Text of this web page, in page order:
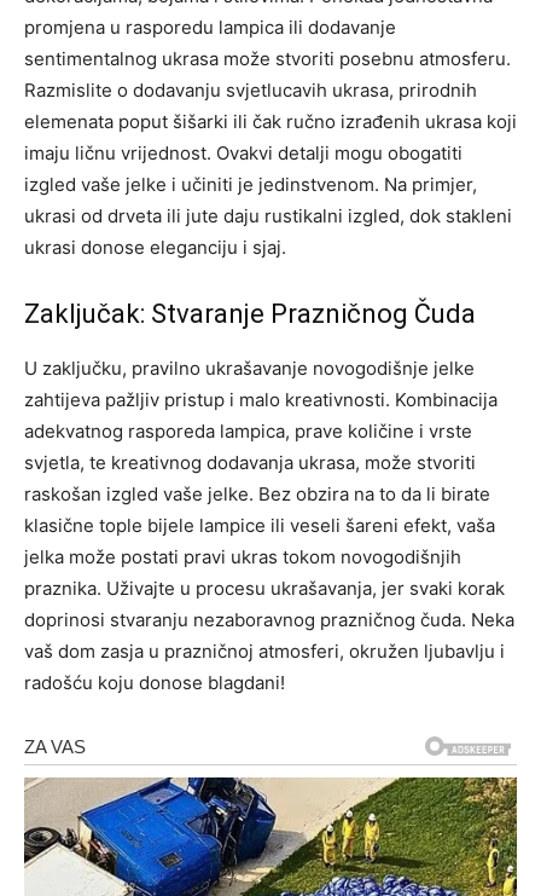
promjena u rasporedu lampica ili dodavanje
sentimentalnog ukrasa može stvoriti posebnu atmosferu.
Razmislite o dodavanju svjetlucavih ukrasa, prirodnih
elemenata poput šišarki ili čak ručno izrađenih ukrasa koji
imaju ličnu vrijednost. Ovakvi detalji mogu obogatiti
izgled vaše jelke i učiniti je jedinstvenom. Na primjer,
ukrasi od drveta ili jute daju rustikalni izgled, dok stakleni
ukrasi donose eleganciju i sjaj.
Zaključak: Stvaranje Prazničnog Čuda
U zaključku, pravilno ukrašavanje novogodišnje jelke
zahtijeva pažljiv pristup i malo kreativnosti. Kombinacija
adekvatnog rasporeda lampica, prave količine i vrste
svjetla, te kreativnog dodavanja ukrasa, može stvoriti
raskošan izgled vaše jelke. Bez obzira na to da li birate
klasične tople bijele lampice ili veseli šareni efekt, vaša
jelka može postati pravi ukras tokom novogodišnjih
praznika. Uživajte u procesu ukrašavanja, jer svaki korak
doprinosi stvaranju nezaboravnog prazničnog čuda. Neka
vaš dom zasja u prazničnoj atmosferi, okružen ljubavlju i
radošću koju donose blagdani!